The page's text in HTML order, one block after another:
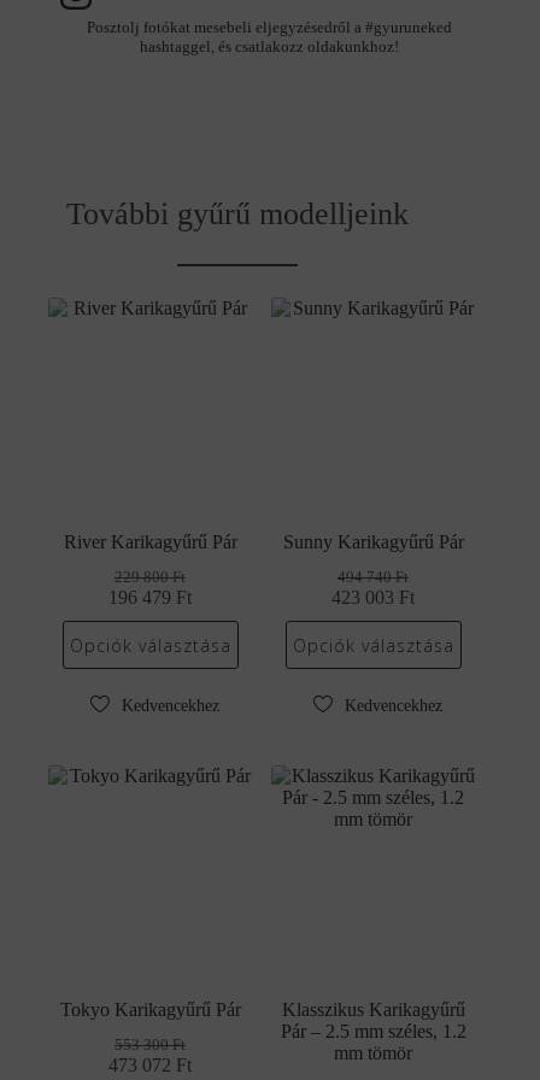
Posztolj fotókat mesebeli eljegyzésedről a #gyuruneked
hashtaggel, és csatlakozz oldakunkhoz!
További gyűrű modelljeink
River Karikagyűrű Pár
229 800Ft
Original
price
was:
196 479 Ft
Current
price
is:
Opciók választása
Kedvencekhez
Sunny Karikagyűrű Pár
494 740Ft
Original
price
was:
423 003 Ft
Current
price
is:
Opciók választása
Kedvencekhez
Tokyo Karikagyűrű Pár
553 300Ft
Original
473 072 Ft
Current
Klasszikus Karikagyűrű
Pár – 2.5 mm széles, 1.2
mm tömör